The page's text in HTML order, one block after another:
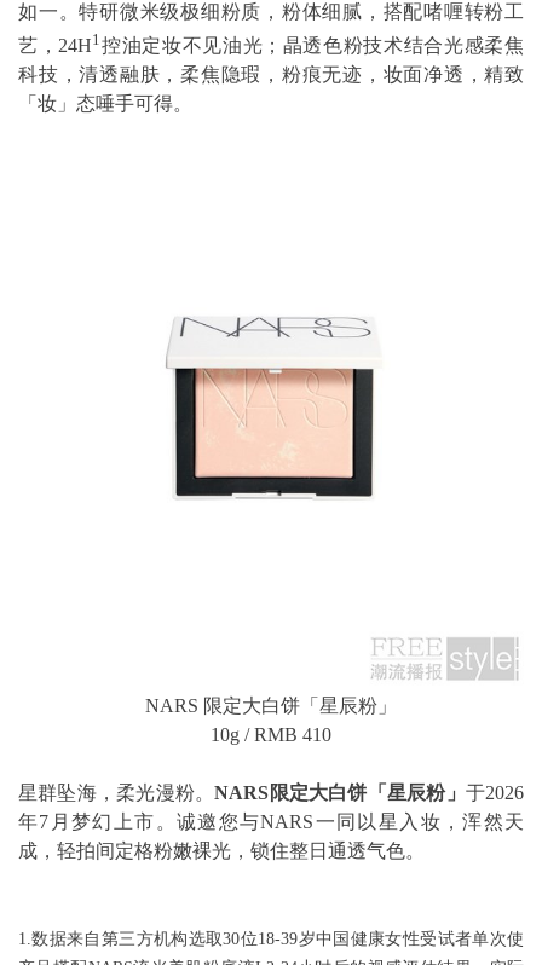
如一。特研微米级极细粉质，粉体细腻，搭配啫喱转粉工
艺，24H1 控油定妆不见油光；晶透色粉技术结合光感柔焦
科技，清透融肤，柔焦隐瑕，粉痕无迹，妆面净透，精致
「妆」态唾手可得。
NARS 限定大白饼「星辰粉」
10g / RMB 410
星群坠海，柔光漫粉。NARS限定大白饼「星辰粉」 于2026
年7月梦幻上市。诚邀您与NARS一同以星入妆，浑然天
成，轻拍间定格粉嫩裸光，锁住整日通透气色。
1.数据来自第三方机构选取30位18-39岁中国健康女性受试者单次使